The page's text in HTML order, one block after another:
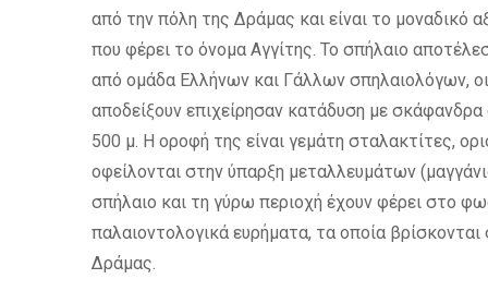
από την πόλη της Δράμας και είναι το μοναδικό
που φέρει το όνομα Αγγίτης. Το σπήλαιο
από ομάδα Ελλήνων και Γάλλων σπηλαιολόγων,
αποδείξουν επιχείρησαν κατάδυση με
500 μ. Η οροφή της είναι γεμάτη σταλακτίτες,
οφείλονται στην ύπαρξη μεταλλευμάτων
σπήλαιο και τη γύρω περιοχή έχουν φέρει στο
παλαιοντολογικά ευρήματα, τα οποία
Δράμας.